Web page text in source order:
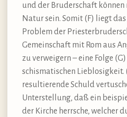
und der Bruderschaft
Natur sein. Somit (F) liegt
Problem der
Gemeinschaft mit Rom aus
zu verweigern – eine Folge
schismatischen Lieblosigkeit.
resultierende Schuld
Unterstellung, daß ein
der Kirche herrsche, welcher